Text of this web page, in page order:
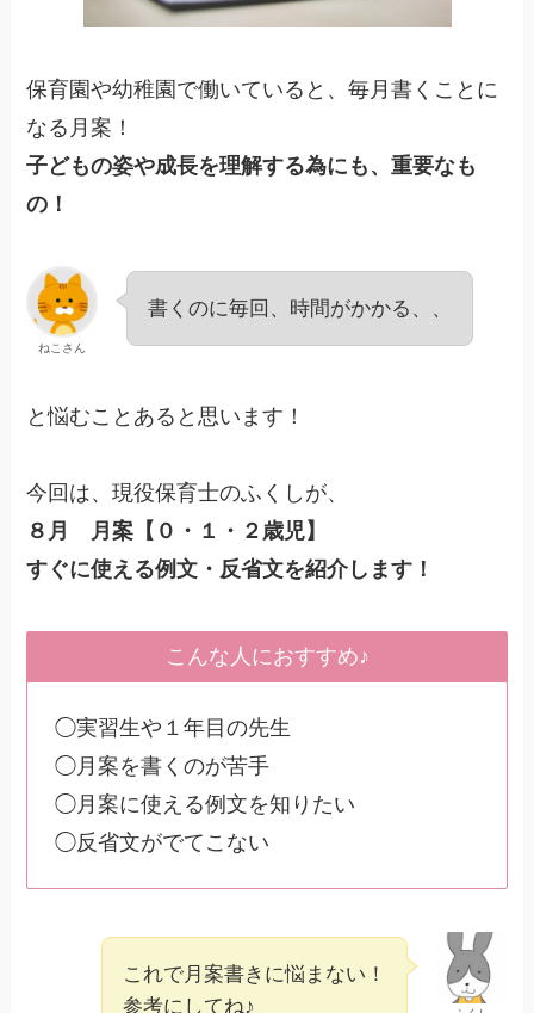
保育園や幼稚園で働いていると、毎月書くことに
なる月案！
子どもの姿や成長を理解する為にも、重要なも
の！
ねこさん
書くのに毎回、時間がかかる、、
と悩むことあると思います！
今回は、現役保育士のふくしが、
８月 月案【０・１・２歳児】
すぐに使える例文・反省文を紹介します！
こんな人におすすめ♪
◯実習生や１年目の先生
◯月案を書くのが苦手
◯月案に使える例文を知りたい
◯反省文がでてこない
これで月案書きに悩まない！
参考にしてね♪